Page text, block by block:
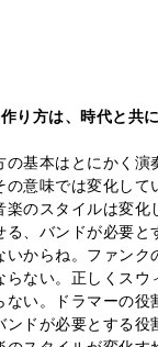
り方は、時代と共
の基本はとにかく
の意味では変化し
楽のスタイルは変化
る、バンドが必要と
いからね。ファンク
ない。正しくスウ
い。ドラマーの役
ドが必要とする役